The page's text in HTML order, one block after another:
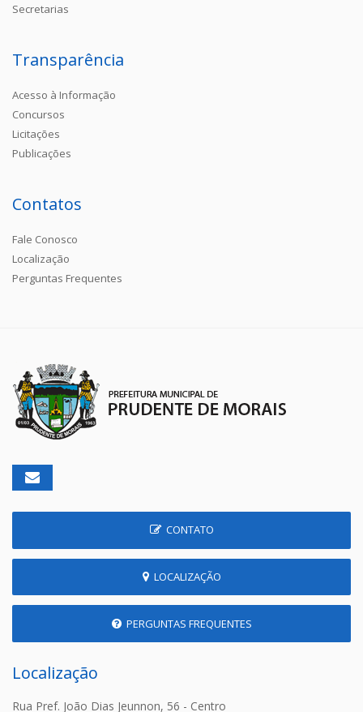
Secretarias
Transparência
Acesso à Informação
Concursos
Licitações
Publicações
Contatos
Fale Conosco
Localização
Perguntas Frequentes
CONTATO
LOCALIZAÇÃO
PERGUNTAS FREQUENTES
Localização
Rua Pref. João Dias Jeunnon, 56 - Centro